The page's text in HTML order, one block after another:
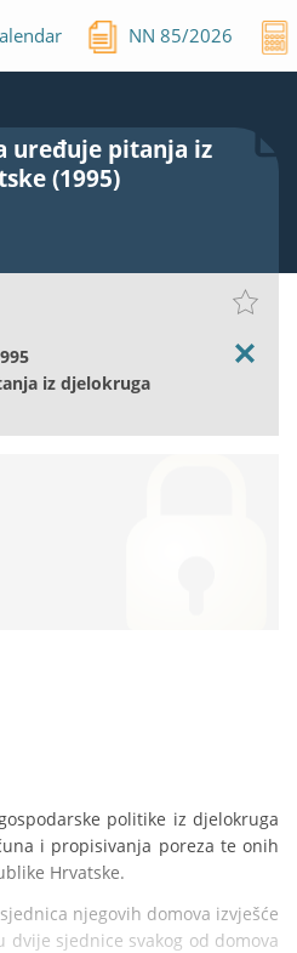
NN85/2026
uređuje pitanja iz
(1995)
iz djelokruga
politike iz djelokruga
i propisivanja poreza te onih
Hrvatske.
njegovih domova izvješće
sjednice svakog od domova